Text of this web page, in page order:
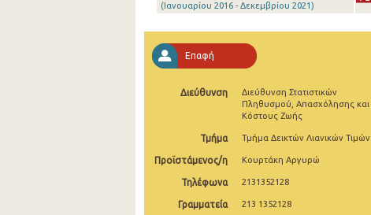
Μαΐου 2025
Μαρτίου 2025
Φεβρουαρίου 2025
Νοεμβρίου 2024
Οκτωβρίου 2024
(Ιανουαρίου 2016 - Δεκεμβρίου 2021)
Επαφή
Διεύθυνση
Διεύθυνση Στατιστικών
Πληθυσμού, Απασχόλησης και
Κόστους Ζωής
Τμήμα Τμήμα Δεικτών Λιανικών Τιμών
Προϊστάμενος/η Κουρτάκη Αργυρώ
Τηλέφωνα 2131352128
Γραμματεία 213 1352128